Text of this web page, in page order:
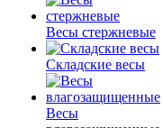
Весы стержневые
Складские весы
Весы